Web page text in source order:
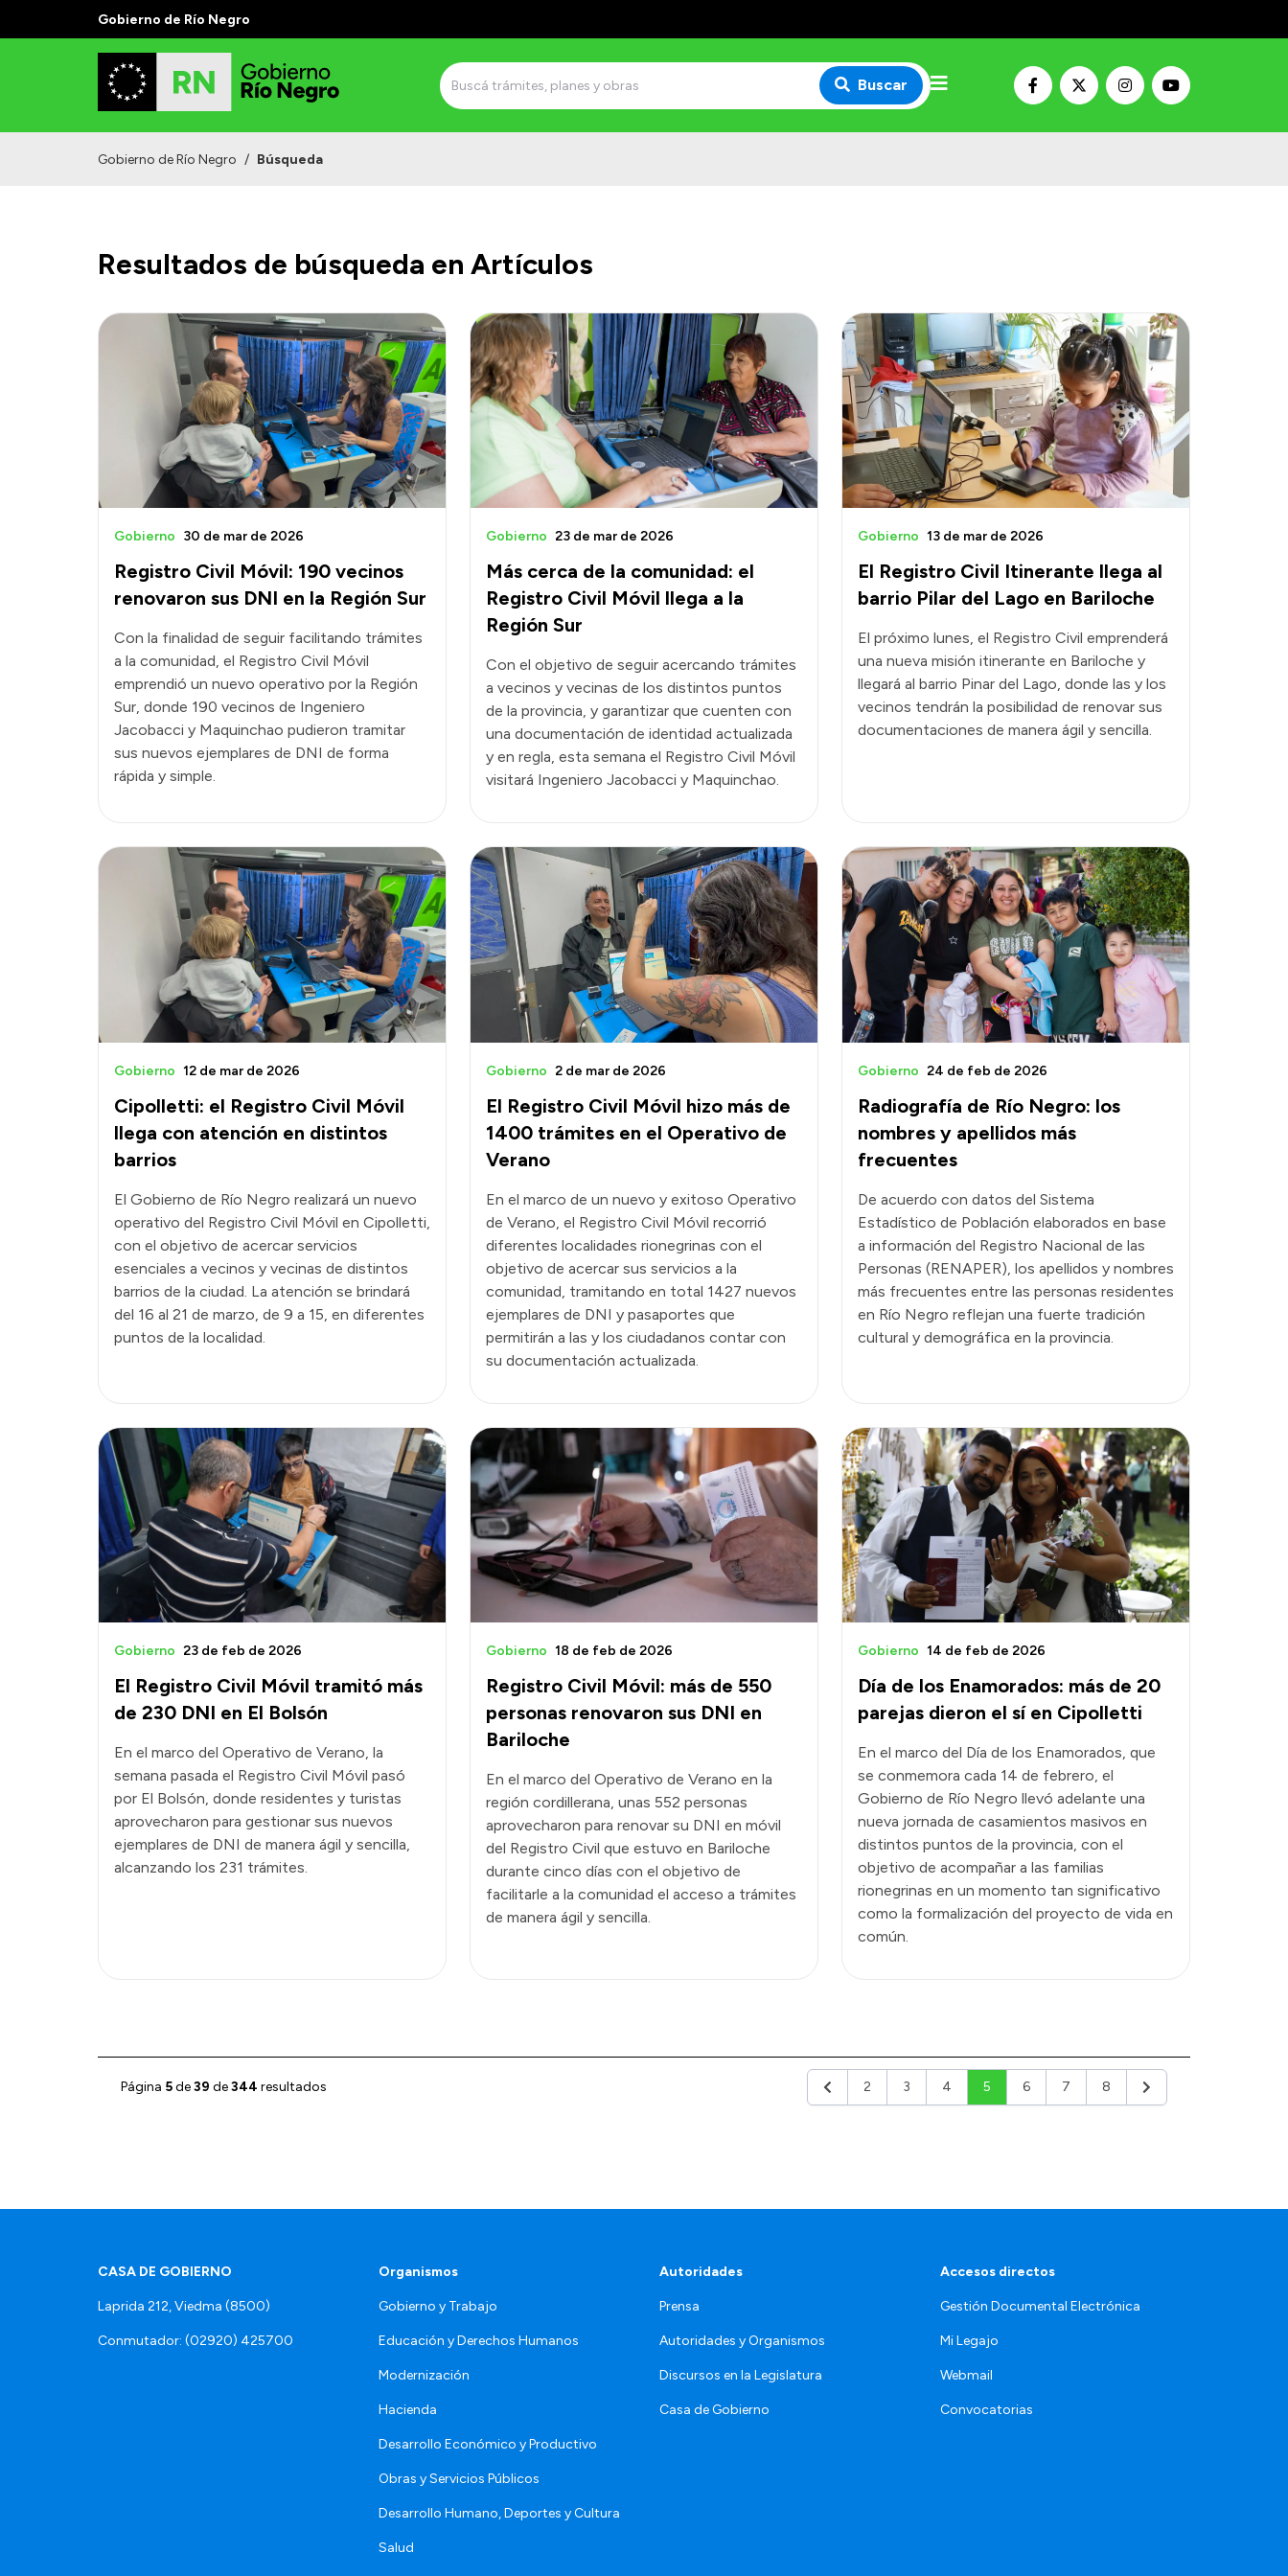
Gobierno de Río Negro
Buscar
Gobierno de Río Negro / Búsqueda
Resultados de búsqueda en Artículos
Registro Civil Móvil: 190 vecinos
renovaron sus DNI en la Región Sur
Gobierno 30 de mar de 2026
Con la finalidad de seguir facilitando trámites
a la comunidad, el Registro Civil Móvil
emprendió un nuevo operativo por la Región
Sur, donde 190 vecinos de Ingeniero
Jacobacci y Maquinchao pudieron tramitar
sus nuevos ejemplares de DNI de forma
rápida y simple.
Más cerca de la comunidad: el
Registro Civil Móvil llega a la
Región Sur
Gobierno 23 de mar de 2026
Con el objetivo de seguir acercando trámites
a vecinos y vecinas de los distintos puntos
de la provincia, y garantizar que cuenten con
una documentación de identidad actualizada
y en regla, esta semana el Registro Civil Móvil
visitará Ingeniero Jacobacci y Maquinchao.
El Registro Civil Itinerante llega al
barrio Pilar del Lago en Bariloche
Gobierno 13 de mar de 2026
El próximo lunes, el Registro Civil emprenderá
una nueva misión itinerante en Bariloche y
llegará al barrio Pinar del Lago, donde las y los
vecinos tendrán la posibilidad de renovar sus
documentaciones de manera ágil y sencilla.
Cipolletti: el Registro Civil Móvil
llega con atención en distintos
barrios
Gobierno 12 de mar de 2026
El Gobierno de Río Negro realizará un nuevo
operativo del Registro Civil Móvil en Cipolletti,
con el objetivo de acercar servicios
esenciales a vecinos y vecinas de distintos
barrios de la ciudad. La atención se brindará
del 16 al 21 de marzo, de 9 a 15, en diferentes
puntos de la localidad.
El Registro Civil Móvil hizo más de
1400 trámites en el Operativo de
Verano
Gobierno 2 de mar de 2026
En el marco de un nuevo y exitoso Operativo
de Verano, el Registro Civil Móvil recorrió
diferentes localidades rionegrinas con el
objetivo de acercar sus servicios a la
comunidad, tramitando en total 1427 nuevos
ejemplares de DNI y pasaportes que
permitirán a las y los ciudadanos contar con
su documentación actualizada.
Radiografía de Río Negro: los
nombres y apellidos más
frecuentes
Gobierno 24 de feb de 2026
De acuerdo con datos del Sistema
Estadístico de Población elaborados en base
a información del Registro Nacional de las
Personas (RENAPER), los apellidos y nombres
más frecuentes entre las personas residentes
en Río Negro reflejan una fuerte tradición
cultural y demográfica en la provincia.
El Registro Civil Móvil tramitó más
de 230 DNI en El Bolsón
Gobierno 23 de feb de 2026
En el marco del Operativo de Verano, la
semana pasada el Registro Civil Móvil pasó
por El Bolsón, donde residentes y turistas
aprovecharon para gestionar sus nuevos
ejemplares de DNI de manera ágil y sencilla,
alcanzando los 231 trámites.
Registro Civil Móvil: más de 550
personas renovaron sus DNI en
Bariloche
Gobierno 18 de feb de 2026
En el marco del Operativo de Verano en la
región cordillerana, unas 552 personas
aprovecharon para renovar su DNI en móvil
del Registro Civil que estuvo en Bariloche
durante cinco días con el objetivo de
facilitarle a la comunidad el acceso a trámites
de manera ágil y sencilla.
Día de los Enamorados: más de 20
parejas dieron el sí en Cipolletti
Gobierno 14 de feb de 2026
En el marco del Día de los Enamorados, que
se conmemora cada 14 de febrero, el
Gobierno de Río Negro llevó adelante una
nueva jornada de casamientos masivos en
distintos puntos de la provincia, con el
objetivo de acompañar a las familias
rionegrinas en un momento tan significativo
como la formalización del proyecto de vida en
común.
Página 5de39 de344 resultados Anterior
2 3 4 5 6 7 8 Siguiente
CASA DE GOBIERNO
Laprida 212, Viedma (8500)
Conmutador: (02920) 425700
Organismos
Gobierno y Trabajo
Educación y Derechos Humanos
Modernización
Hacienda
Desarrollo Económico y Productivo
Obras y Servicios Públicos
Desarrollo Humano, Deportes y Cultura
Salud
Autoridades
Prensa
Autoridades y Organismos
Discursos en la Legislatura
Casa de Gobierno
Accesos directos
Gestión Documental Electrónica
Mi Legajo
Webmail
Convocatorias